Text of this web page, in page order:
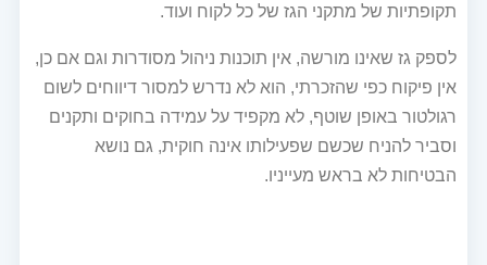
תקופתיות של מתקני הגז של כל לקוח ועוד.
לספק גז שאינו מורשה, אין תוכנות ניהול מסודרות וגם אם כן,
אין פיקוח כפי שהזכרתי, הוא לא נדרש למסור דיווחים לשום
רגולטור באופן שוטף, לא מקפיד על עמידה בחוקים ותקנים
וסביר להניח שכשם שפעילותו אינה חוקית, גם נושא
הבטיחות לא בראש מעייניו.